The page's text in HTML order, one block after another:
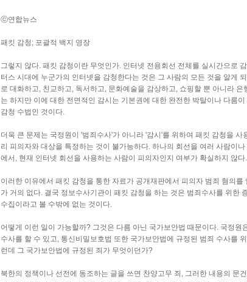
ⓒ연합뉴스
패킷 감청; 포괄적 백지 영장
그렇지 않다. 패킷 감청이란 무엇인가. 인터넷 전용회선 전체를 실시간으로
터스 시대에 누군가의 인터넷을 감청한다는 것은 그 사람의 모든 것을 알게
로 대화하고, 친교하고, 독서하고, 문화예술을 감상하고, 쇼핑할 뿐 아니라
는 하지만 이에 대한 전면적인 감시는 기본권에 대한 완전한 박탈이나 다름
감청 수법인 것이다.
더욱 큰 문제는 국정원이 '범죄수사'가 아니라 '감시'를 위하여 패킷 감청을
리 피의자와 대상을 특정하는 것이 불가능하다. 하나의 회선을 여러 사람이
에서, 현재 인터넷 회선을 사용하는 사람이 피의자인지 여부가 확실하지 않다.
이러한 이유에서 패킷 감청을 통한 자료가 공개재판에서 피의자 범죄 혐의
가 거의 없다. 결국 정보수사기관이 패킷 감청을 하는 것은 범죄수사를 위한
수집이라고 볼 수밖에 없는 것이다.
어떻게 이런 일이 가능할까? 그것은 다름 아닌 국가보안법 때문이다. 국정
수사를 할 수 있고, 통신비밀보호법 또한 국가보안법에 규정된 범죄 수사를
런데 그 국가보안법에 규정된 죄가 무엇이던가?
북한의 정책이나 선전에 동조하는 글을 쓰면 찬양고무 죄, 그러한 내용의 문